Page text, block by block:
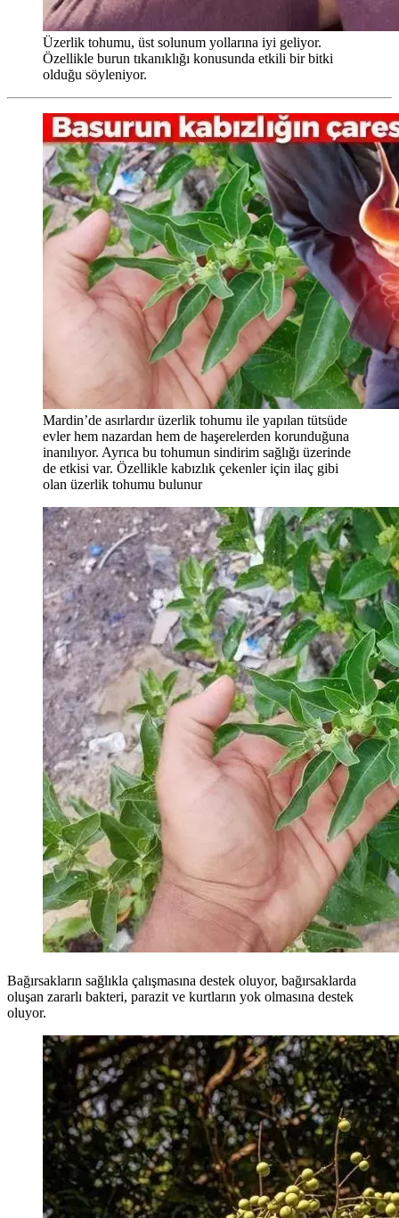
Üzerlik tohumu, üst solunum yollarına iyi geliyor.
Özellikle burun tıkanıklığı konusunda etkili bir bitki
olduğu söyleniyor.
Mardin’de asırlardır üzerlik tohumu ile yapılan tütsüde
evler hem nazardan hem de haşerelerden korunduğuna
inanılıyor. Ayrıca bu tohumun sindirim sağlığı üzerinde
de etkisi var. Özellikle kabızlık çekenler için ilaç gibi
olan üzerlik tohumu bulunur
Bağırsakların sağlıkla çalışmasına destek oluyor, bağırsaklarda
oluşan zararlı bakteri, parazit ve kurtların yok olmasına destek
oluyor.